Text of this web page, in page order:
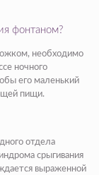
фонтаном?
необходимо
ночного
его маленький
пищи.
отдела
срыгивания
выраженной